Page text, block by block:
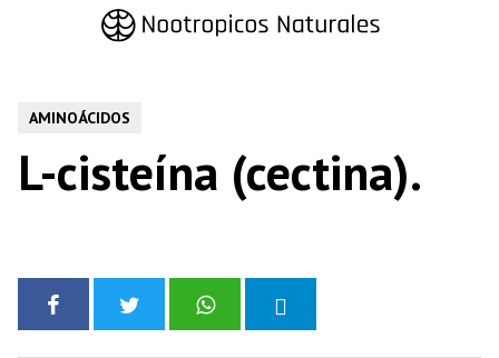
AMINOÁCIDOS
L-cisteína (cectina).